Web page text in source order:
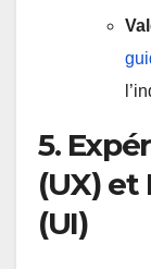
5.
(UX)
(UI)